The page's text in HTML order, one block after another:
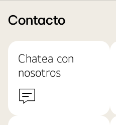
Contacto
Chatea con
nosotros